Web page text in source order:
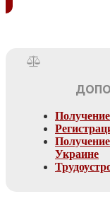
Украине